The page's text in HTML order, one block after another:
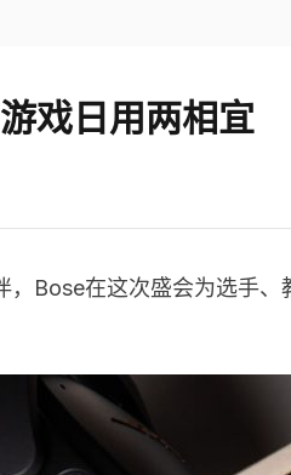
戏日用两相宜
Bose在这次盛会为选手、